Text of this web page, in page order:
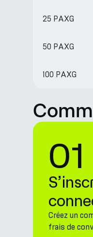
25 PAXG
50 PAXG
100 PAXG
01
Créez un
frais de